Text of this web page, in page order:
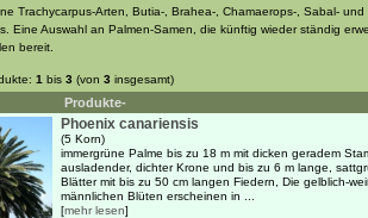
Trachycarpus-Arten, Butia-, Brahea-, Chamaerops-, Sabal-
Eine Auswahl an Palmen-Samen, die künftig wieder ständig
bereit.
1 bis 3 (von 3 insgesamt)
Produkte-
Phoenix canariensis
(5 Korn)
immergrüne Palme bis zu 18 m mit dicken geradem
ausladender, dichter Krone und bis zu 6 m lange,
Blätter mit bis zu 50 cm langen Fiedern, Die gelblich-
männlichen Blüten erscheinen in ...
[mehr lesen]